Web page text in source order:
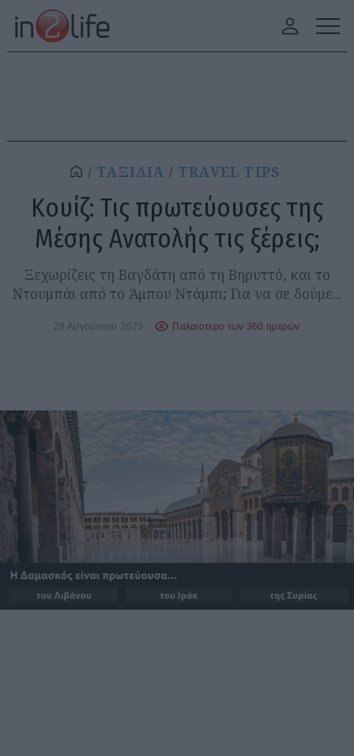
ΤΑΞΙΔΙΑ TRAVEL TIPS
Κουίζ: Τις πρωτεύουσες της
Μέσης Ανατολής τις ξέρεις;
Ξεχωρίζεις τη Βαγδάτη από τη Βηρυττό, και το
Ντουμπάι από το Άμπου Ντάμπι; Για να σε δούμε...
28 Αυγούστου 2023 Παλαιότερο των 360 ημερών